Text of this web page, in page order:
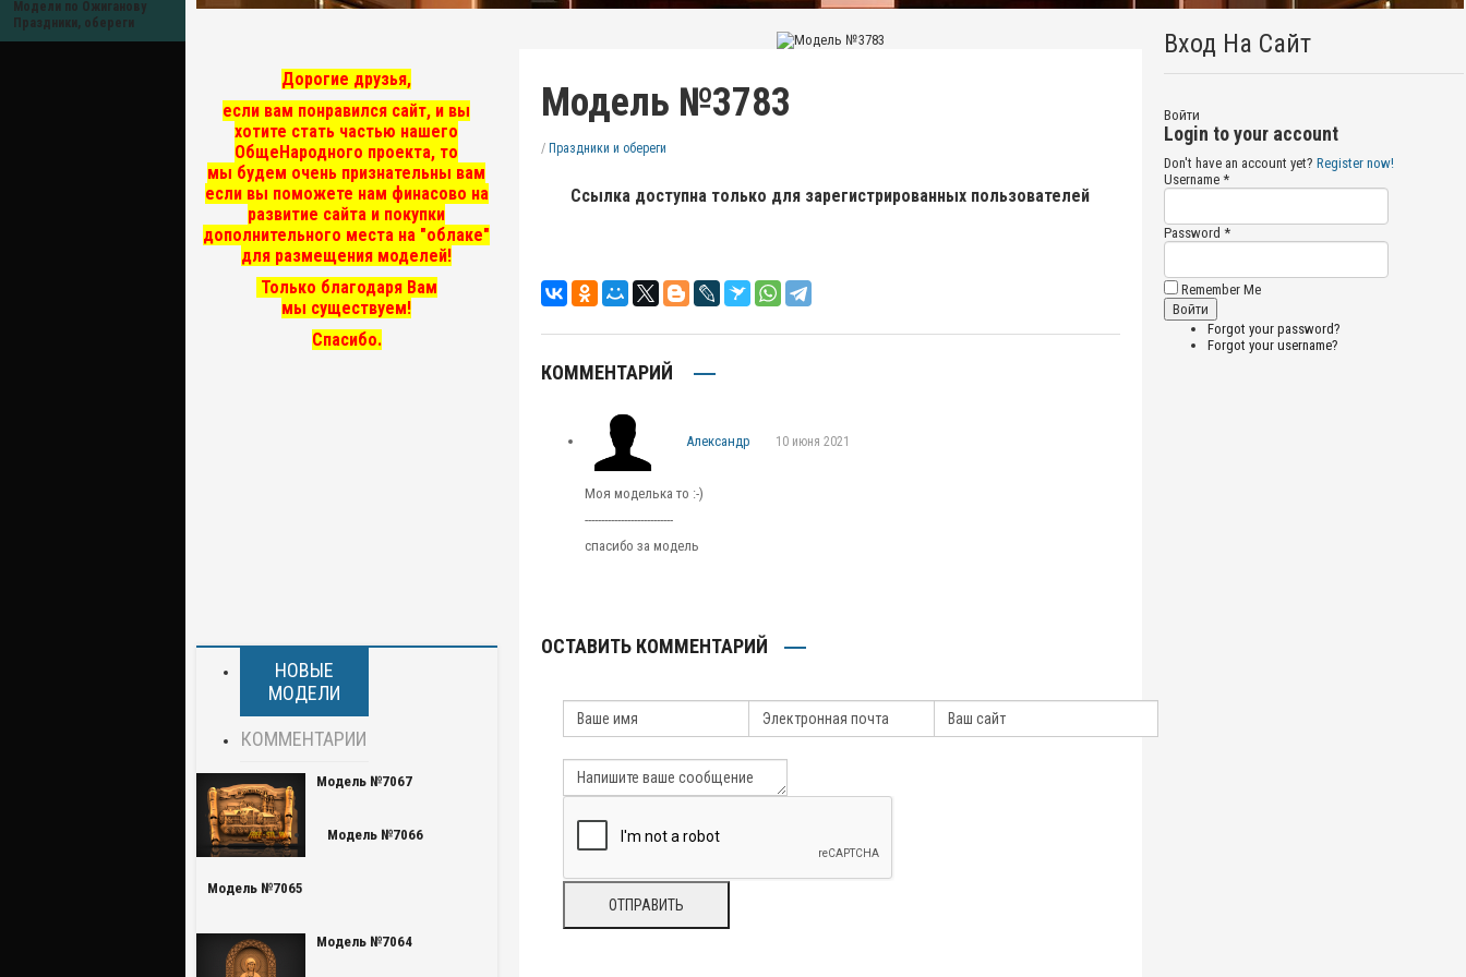
Модели по Ожиганову
Праздники, обереги
Дорогие друзья,
если вам понравился сайт, и вы
хотите стать частью нашего
ОбщеНародного проекта, то
мы будем очень признательны вам
если вы поможете нам финасово на
развитие сайта и покупки
дополнительного места на "облаке"
для размещения моделей!
Только благодаря Вам
мы существуем!
Спасибо.
НОВЫЕ
МОДЕЛИ
КОММЕНТАРИИ
Модель №7067
Модель №7066
Модель №7065
Модель №7064
Модель №3783
/ Праздники и обереги
Ссылка доступна только для зарегистрированных пользователей
КОММЕНТАРИЙ
Александр 10 июня 2021
Моя моделька то :-)
---------------------------
спасибо за модель
ОСТАВИТЬ КОММЕНТАРИЙ
Вход На Сайт
Войти
Login to your account
Don't have an account yet? Register now!
Username *
Password *
Remember Me
Forgot your password?
Forgot your username?